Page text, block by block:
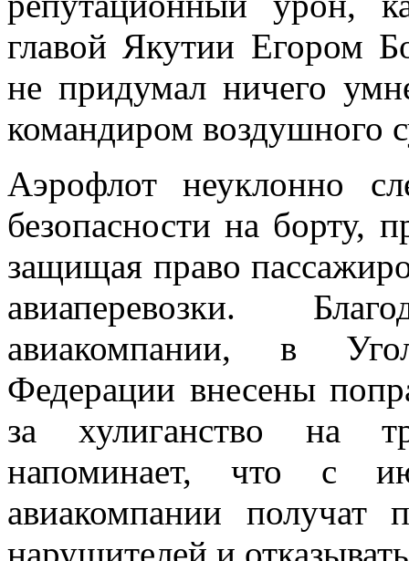
главой Якутии Егором
не придумал ничего
командиром воздушного
Аэрофлот неуклонно
безопасности на борту,
защищая право
авиаперевозки.
авиакомпании, в
Федерации внесены
за хулиганство на
напоминает, что с
авиакомпании получат
нарушителей и